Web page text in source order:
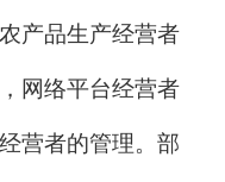
农产品生产经营者
网络平台经营者
营者的管理。 部